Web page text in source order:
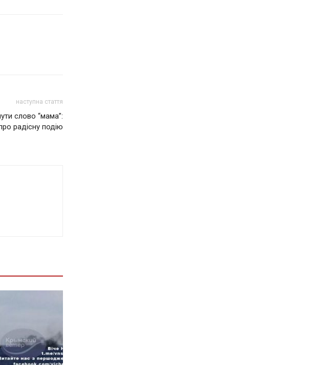
наступна стаття
слово “мама”:
радісну подію